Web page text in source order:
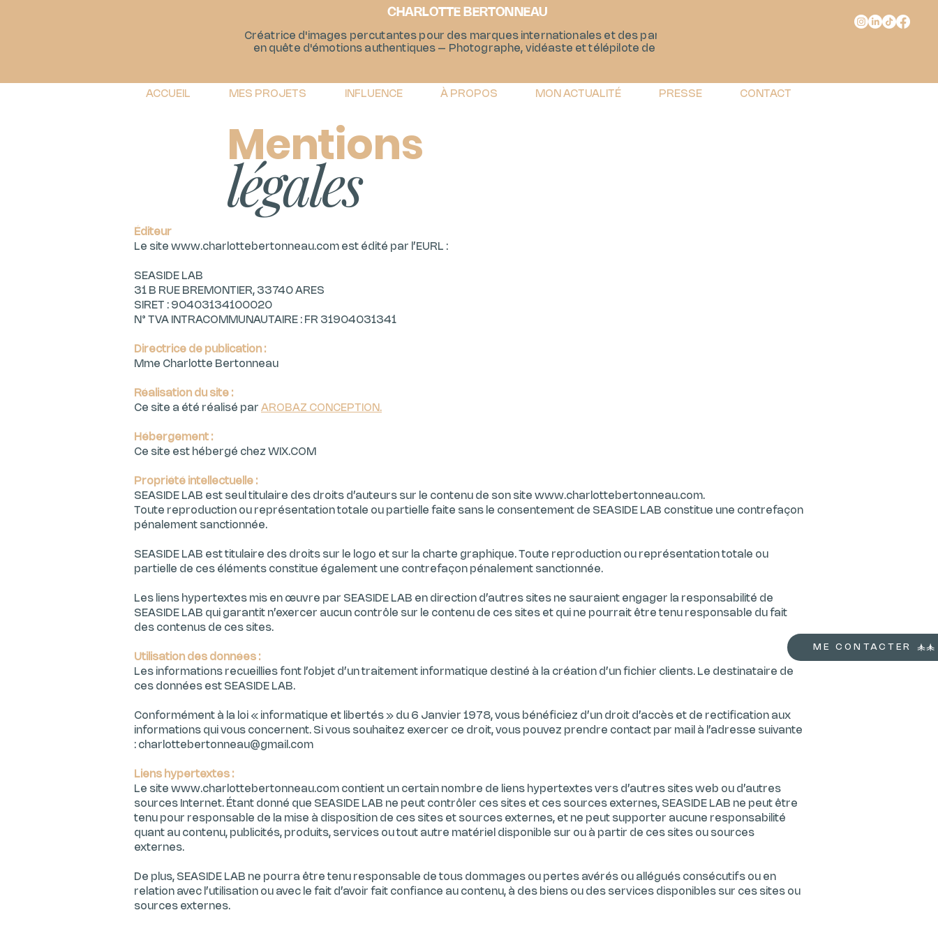
CHARLOTTE BERTONNEAU
Créatrice d'images percutantes pour des marques internationales et des particuliers
en quête d'émotions authentiques – Photographe, vidéaste et télépilote de drone.
ACCUEIL MES PROJETS INFLUENCE À PROPOS MON ACTUALITÉ PRESSE CONTACT
ME CONTACTER
Mentions
légales
Éditeur
Le site www.charlottebertonneau.com est édité par l’EURL :
SEASIDE LAB
31 B RUE BREMONTIER, 33740 ARES
SIRET : 90403134100020
N° TVA INTRACOMMUNAUTAIRE : FR 31904031341
Directrice de publication :
Mme Charlotte Bertonneau
Réalisation du site :
Ce site a été réalisé par AROBAZ CONCEPTION.
Hébergement :
Ce site est hébergé chez WIX.COM
Propriété intellectuelle :
SEASIDE LAB est seul titulaire des droits d’auteurs sur le contenu de son site www.charlottebertonneau.com.
Toute reproduction ou représentation totale ou partielle faite sans le consentement de SEASIDE LAB constitue une contrefaçon
pénalement sanctionnée.
SEASIDE LAB est titulaire des droits sur le logo et sur la charte graphique. Toute reproduction ou représentation totale ou
partielle de ces éléments constitue également une contrefaçon pénalement sanctionnée.
Les liens hypertextes mis en œuvre par SEASIDE LAB en direction d’autres sites ne sauraient engager la responsabilité de
SEASIDE LAB qui garantit n’exercer aucun contrôle sur le contenu de ces sites et qui ne pourrait être tenu responsable du fait
des contenus de ces sites.
Utilisation des données :
Les informations recueillies font l’objet d’un traitement informatique destiné à la création d’un fichier clients. Le destinataire de
ces données est SEASIDE LAB.
Conformément à la loi « informatique et libertés » du 6 Janvier 1978, vous bénéficiez d’un droit d’accès et de rectification aux
informations qui vous concernent. Si vous souhaitez exercer ce droit, vous pouvez prendre contact par mail à l’adresse suivante
: charlottebertonneau@gmail.com
Liens hypertextes :
Le site www.charlottebertonneau.com contient un certain nombre de liens hypertextes vers d’autres sites web ou d’autres
sources Internet. Étant donné que SEASIDE LAB ne peut contrôler ces sites et ces sources externes, SEASIDE LAB ne peut être
tenu pour responsable de la mise à disposition de ces sites et sources externes, et ne peut supporter aucune responsabilité
quant au contenu, publicités, produits, services ou tout autre matériel disponible sur ou à partir de ces sites ou sources
externes.
De plus, SEASIDE LAB ne pourra être tenu responsable de tous dommages ou pertes avérés ou allégués consécutifs ou en
relation avec l’utilisation ou avec le fait d’avoir fait confiance au contenu, à des biens ou des services disponibles sur ces sites ou
sources externes.